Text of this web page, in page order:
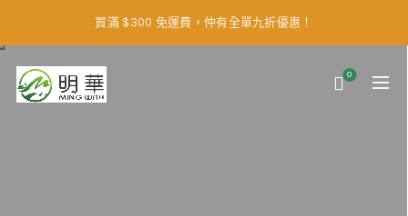
買滿 $300 免運費，仲有全單九折優惠！
0